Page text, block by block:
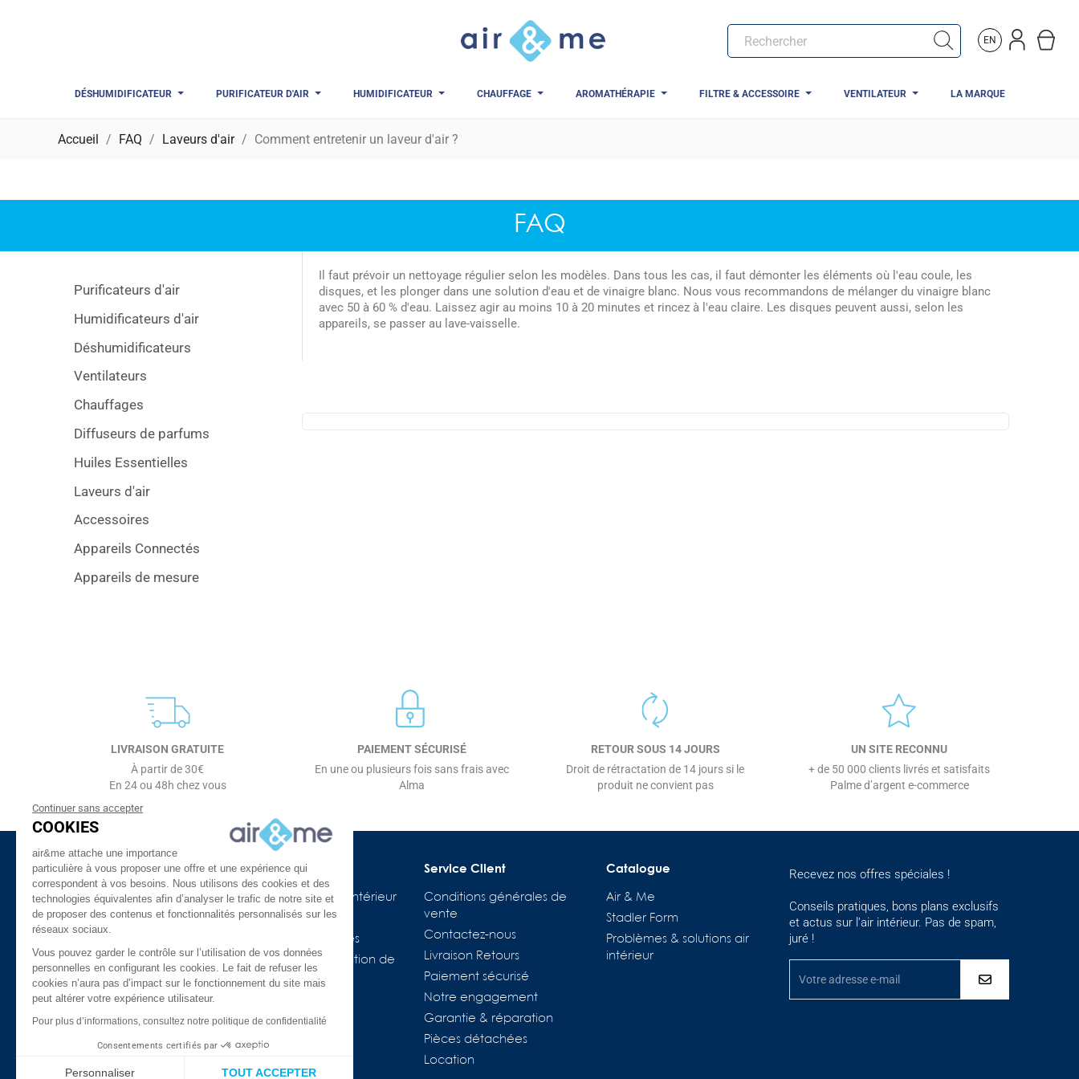
EN
DÉSHUMIDIFICATEUR PURIFICATEUR D'AIR HUMIDIFICATEUR CHAUFFAGE AROMATHÉRAPIE FILTRE & ACCESSOIRE VENTILATEUR LA MARQUE
Accueil FAQ Laveurs d'air Comment entretenir un laveur d'air ?
FAQ
Purificateurs d'air
Humidificateurs d'air
Déshumidificateurs
Ventilateurs
Chauffages
Diffuseurs de parfums
Huiles Essentielles
Laveurs d'air
Accessoires
Appareils Connectés
Appareils de mesure
Il faut prévoir un nettoyage régulier selon les modèles. Dans tous les cas, il faut démonter les éléments où l'eau coule, les
disques, et les plonger dans une solution d'eau et de vinaigre blanc. Nous vous recommandons de mélanger du vinaigre blanc
avec 50 à 60 % d'eau. Laissez agir au moins 10 à 20 minutes et rincez à l'eau claire. Les disques peuvent aussi, selon les
appareils, se passer au lave-vaisselle.
LIVRAISON GRATUITE
À partir de 30€
En 24 ou 48h chez vous
PAIEMENT SÉCURISÉ
En une ou plusieurs fois sans frais avec
Alma
RETOUR SOUS 14 JOURS
Droit de rétractation de 14 jours si le
produit ne convient pas
UN SITE RECONNU
+ de 50 000 clients livrés et satisfaits
Palme d’argent e-commerce
à propos d'air&me
La société
Air&me dans la presse
Avis Clients ★★★★★
Qui sommes-nous ?
Mentions légales
Confidentialité et données
personnelles
Besoin d'aide ?
Nos guides de l'air intérieur
Lexique
Appareils connectés
COVID-19 & purification de
Meilleures ventes
FAQ
Service Client
Conditions générales de
vente
Contactez-nous
Livraison Retours
Paiement sécurisé
Notre engagement
Garantie & réparation
Pièces détachées
Location
Catalogue
Air & Me
Stadler Form
Problèmes & solutions air
intérieur
Recevez nos offres spéciales !
Conseils pratiques, bons plans exclusifs
et actus sur l’air intérieur. Pas de spam,
juré !
Continuer sans accepter
COOKIES
air&me attache une importance
particulière à vous proposer une offre et une expérience qui
correspondent à vos besoins. Nous utilisons des cookies et des
technologies équivalentes afin d’analyser le trafic de notre site et
de proposer des contenus et fonctionnalités personnalisés sur les
réseaux sociaux.
Vous pouvez garder le contrôle sur l’utilisation de vos données
personnelles en configurant les cookies. Le fait de refuser les
cookies n’aura pas d’impact sur le fonctionnement du site mais
peut altérer votre expérience utilisateur.
Pour plus d’informations, consultez notre politique de confidentialité
Consentements certifiés par
Personnaliser TOUT ACCEPTER